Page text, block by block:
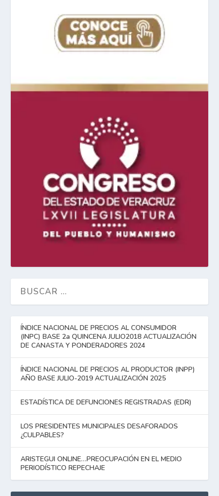
ÍNDICE NACIONAL DE PRECIOS AL CONSUMIDOR
(INPC) BASE 2a QUINCENA JULIO2018 ACTUALIZACIÓN
DE CANASTA Y PONDERADORES 2024
ÍNDICE NACIONAL DE PRECIOS AL PRODUCTOR (INPP)
AÑO BASE JULIO-2019 ACTUALIZACIÓN 2025
ESTADÍSTICA DE DEFUNCIONES REGISTRADAS (EDR)
LOS PRESIDENTES MUNICIPALES DESAFORADOS
¿CULPABLES?
ARISTEGUI ONLINE…PREOCUPACIÓN EN EL MEDIO
PERIODÍSTICO REPECHAJE